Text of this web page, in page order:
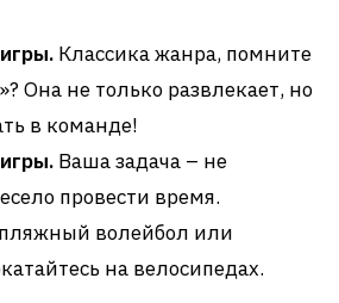
Классика жанра, помните
Она не только развлекает, но
в команде!
Ваша задача – не
провести время.
волейбол или
на велосипедах.